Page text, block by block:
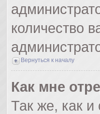
количество
Вернуться к началу
Как мне
Так же, как и